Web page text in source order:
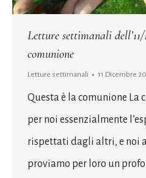
Letture settimanali
comunione
Letture settimanali 11 Dicembre
Questa è la comunione La
per noi essenzialmente
rispettati dagli altri, e noi
proviamo per loro un